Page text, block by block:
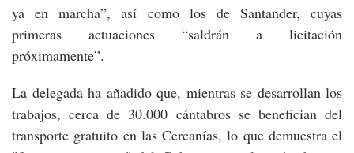
ya en marcha”, así como los de Santander, cuyas
primeras actuaciones “saldrán a licitación
próximamente”.
La delegada ha añadido que, mientras se desarrollan los
trabajos, cerca de 30.000 cántabros se benefician del
transporte gratuito en las Cercanías, lo que demuestra el